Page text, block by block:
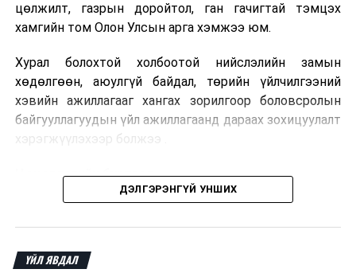
ДАРААХ МЭДЭЭ
“Эрүүл мэндийг дэмжих төв” Сүхбаатар дүүрэгт
ашиглалтад орлоо
ӨМНӨХ МЭДЭЭ
Зорчих эгнээ хааж зогсох нь түгжрэл, ослын эрсдэлийг
нэмэгдүүлнэ
цөлжилт, газрын доройтол, ган гачигтай тэмцэх
хамгийн том Олон Улсын арга хэмжээ юм.
Хурал болохтой холбоотой нийслэлийн замын
хөдөлгөөн, аюулгүй байдал, төрийн үйлчилгээний
хэвийн ажиллагааг хангах зорилгоор боловсролын
байгууллагуудын үйл ажиллагаанд дараах зохицуулалт
хэрэгжүүлэхээр болжээ .
Цэцэрлэгийн бүртгэл
E-Mongolia системээр бүртгэнэ.
Нэгдүгээр ангийн элсэлт
ДЭЛГЭРЭНГҮЙ УНШИХ
ҮЙЛ ЯВДАЛ